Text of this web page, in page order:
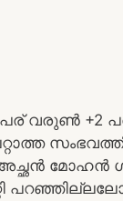
വരുൺ +2
അച്ഛൻ